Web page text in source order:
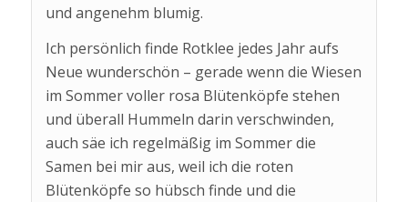
und angenehm blumig.
Ich persönlich finde Rotklee jedes Jahr aufs
Neue wunderschön – gerade wenn die Wiesen
im Sommer voller rosa Blütenköpfe stehen
und überall Hummeln darin verschwinden,
auch säe ich regelmäßig im Sommer die
Samen bei mir aus, weil ich die roten
Blütenköpfe so hübsch finde und die